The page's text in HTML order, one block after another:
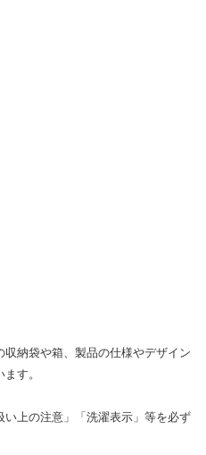
収納袋や箱、製品の仕様やデザイン
す。
い上の注意」「洗濯表示」等を必ず